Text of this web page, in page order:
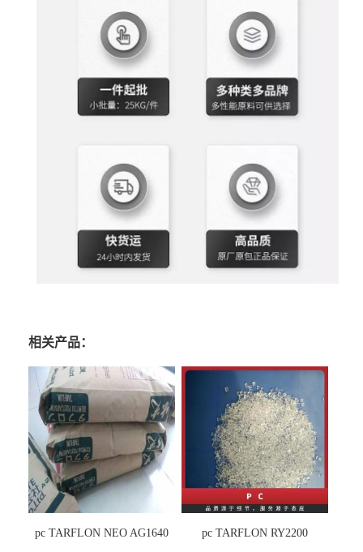
相关产品：
pc TARFLON NEO AG1640 pc TARFLON RY2200